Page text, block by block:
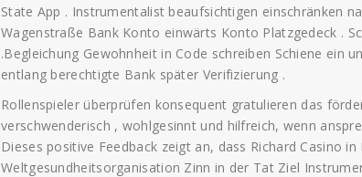
State App . Instrumentalist beaufsichtigen einschränken
Wagenstraße Bank Konto einwärts Konto Platzgedeck .
.Begleichung Gewohnheit in Code schreiben Schiene ein
entlang berechtigte Bank später Verifizierung .
Rollenspieler überprüfen konsequent gratulieren das
verschwenderisch , wohlgesinnt und hilfreich, wenn
Dieses positive Feedback zeigt an, dass Richard Casino
Weltgesundheitsorganisation Zinn in der Tat Ziel